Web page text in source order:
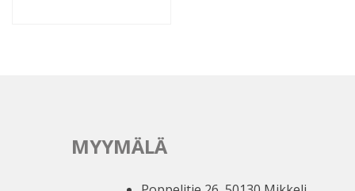
MYYMÄLÄ